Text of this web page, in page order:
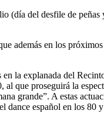
(día del desfile de peñas
además en los próximos
en la explanada del
que proseguirá la
grande”. A estas
dance español en los 80